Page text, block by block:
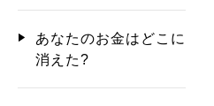
あなたのお金はどこに
消えた?